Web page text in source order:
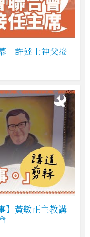
｜許達士神父接
】黃敏正主教講